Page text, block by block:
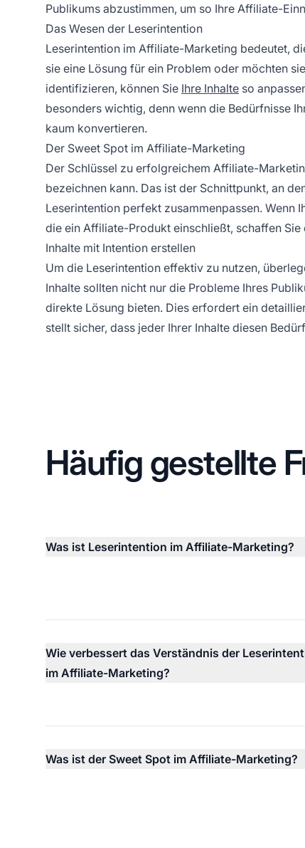
Publikums abzustimmen, um so Ihre Affiliate-
Das Wesen der Leserintention
Leserintention im Affiliate-Marketing bedeutet,
sie eine Lösung für ein Problem oder möchten
identifizieren, können Sie Ihre Inhalte so
besonders wichtig, denn wenn die Bedürfnisse
kaum konvertieren.
Der Sweet Spot im Affiliate-Marketing
Der Schlüssel zu erfolgreichem Affiliate-
bezeichnen kann. Das ist der Schnittpunkt, an
Leserintention perfekt zusammenpassen. Wenn
die ein Affiliate-Produkt einschließt, schaffen
Inhalte mit Intention erstellen
Um die Leserintention effektiv zu nutzen,
Inhalte sollten nicht nur die Probleme Ihres
direkte Lösung bieten. Dies erfordert ein
stellt sicher, dass jeder Ihrer Inhalte diesen
Häufig gestellte
Was ist Leserintention im Affiliate-Marketing?
Wie verbessert das Verständnis der
im Affiliate-Marketing?
Was ist der Sweet Spot im Affiliate-Marketing?